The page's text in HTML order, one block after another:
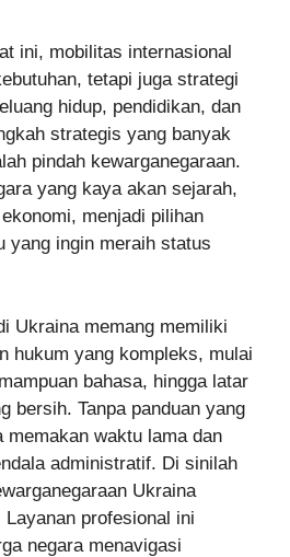
ini, mobilitas internasional
tetapi juga strategi
hidup, pendidikan, dan
strategis yang banyak
pindah kewarganegaraan.
yang kaya akan sejarah,
menjadi pilihan
yang ingin meraih status
Ukraina memang memiliki
hukum yang kompleks, mulai
bahasa, hingga latar
bersih. Tanpa panduan yang
waktu lama dan
administratif. Di sinilah
Ukraina
profesional ini
negara menavigasi